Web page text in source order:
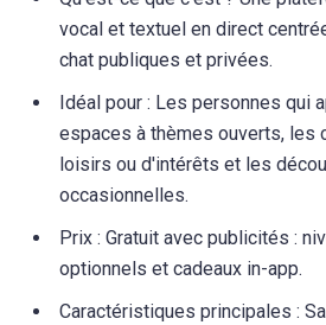
vocal et textuel en direct
chat publiques et privées.
Idéal pour : Les personnes qui
espaces à thèmes ouverts, les
loisirs ou d'intérêts et les
occasionnelles.
Prix : Gratuit avec publicités :
optionnels et cadeaux in-app.
Caractéristiques principales :